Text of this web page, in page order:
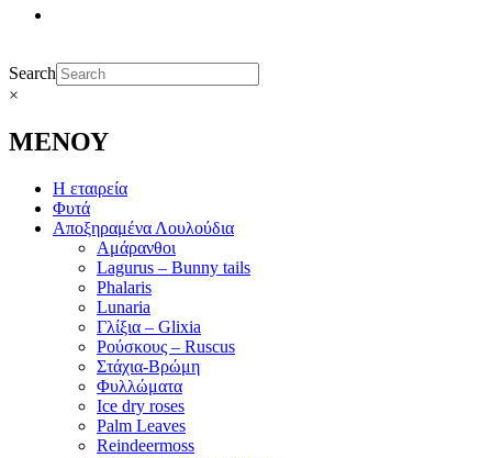
Search
×
ΜΕΝΟΥ
Η εταιρεία
Φυτά
Αποξηραμένα Λουλούδια
Αμάρανθοι
Lagurus – Bunny tails
Phalaris
Lunaria
Γλίξια – Glixia
Ρούσκους – Ruscus
Στάχια-Βρώμη
Φυλλώματα
Ice dry roses
Palm Leaves
Reindeermoss